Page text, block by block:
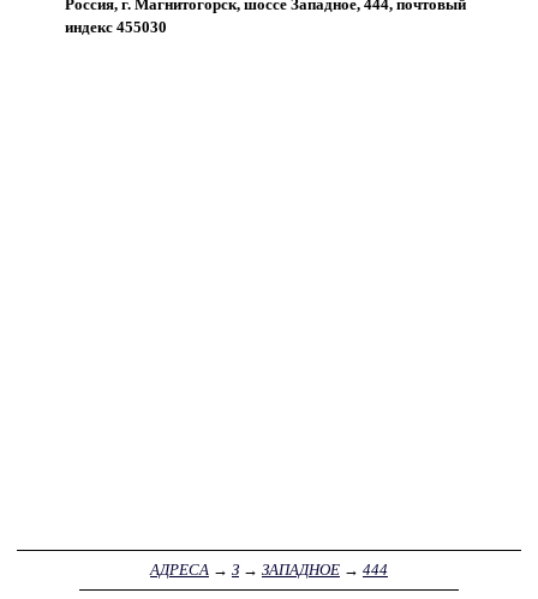
Россия, г. Магнитогорск, шоссе Западное, 444, почтовый
индекс 455030
АДРЕСА → З → ЗАПАДНОЕ → 444